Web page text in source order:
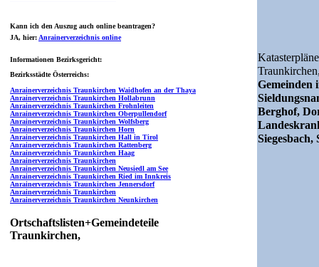
Kann ich den Auszug auch online beantragen?
JA, hier: Anrainerverzeichnis online
Informationen Bezirksgericht:
Bezirksstädte Österreichs:
Anrainerverzeichnis Traunkirchen Waidhofen an der Thaya
Anrainerverzeichnis Traunkirchen Hollabrunn
Anrainerverzeichnis Traunkirchen Frohnleiten
Anrainerverzeichnis Traunkirchen Oberpullendorf
Anrainerverzeichnis Traunkirchen Wolfsberg
Anrainerverzeichnis Traunkirchen Horn
Anrainerverzeichnis Traunkirchen Hall in Tirol
Anrainerverzeichnis Traunkirchen Rattenberg
Anrainerverzeichnis Traunkirchen Haag
Anrainerverzeichnis Traunkirchen
Anrainerverzeichnis Traunkirchen Neusiedl am See
Anrainerverzeichnis Traunkirchen Ried im Innkreis
Anrainerverzeichnis Traunkirchen Jennersdorf
Anrainerverzeichnis Traunkirchen
Anrainerverzeichnis Traunkirchen Neunkirchen
Ortschaftslisten+Gemeindeteile
Traunkirchen,
Gemeinden
Berghof,